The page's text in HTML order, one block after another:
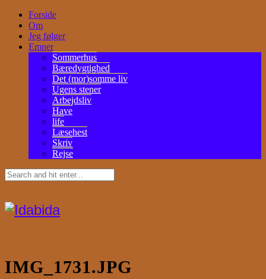
Forside
Om
Jeg følger
Emner
Sommerhus
Bæredygtighed
Det (mor)somme liv
Ugens stener
Arbejdsliv
Have
life
Læsehest
Skriv
Rejse
IMG_1731.JPG